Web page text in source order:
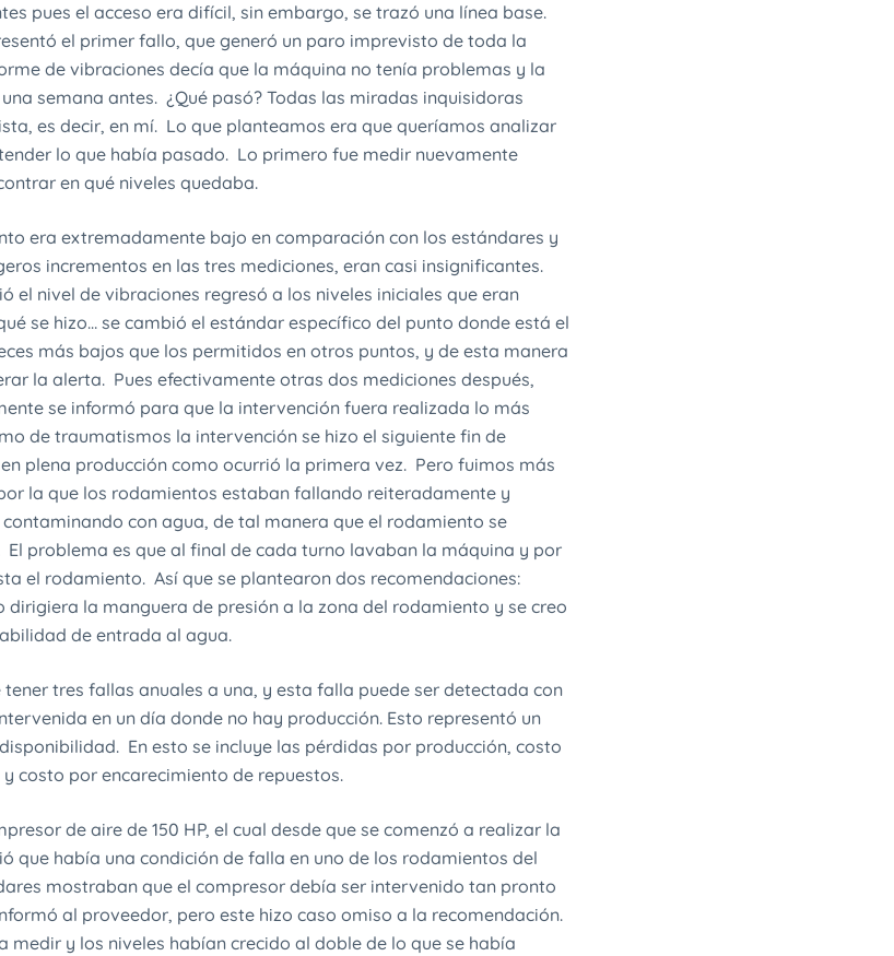
pues el acceso era difícil, sin embargo, se trazó una línea base.
el primer fallo, que generó un paro imprevisto de toda la
de vibraciones decía que la máquina no tenía problemas y la
semana antes. ¿Qué pasó? Todas las miradas inquisidoras
es decir, en mí. Lo que planteamos era que queríamos analizar
lo que había pasado. Lo primero fue medir nuevamente
en qué niveles quedaba.
era extremadamente bajo en comparación con los estándares y
incrementos en las tres mediciones, eran casi insignificantes.
el nivel de vibraciones regresó a los niveles iniciales que eran
se hizo… se cambió el estándar específico del punto donde está el
más bajos que los permitidos en otros puntos, y de esta manera
la alerta. Pues efectivamente otras dos mediciones después,
se informó para que la intervención fuera realizada lo más
de traumatismos la intervención se hizo el siguiente fin de
plena producción como ocurrió la primera vez. Pero fuimos más
la que los rodamientos estaban fallando reiteradamente y
con agua, de tal manera que el rodamiento se
problema es que al final de cada turno lavaban la máquina y por
el rodamiento. Así que se plantearon dos recomendaciones:
dirigiera la manguera de presión a la zona del rodamiento y se creo
de entrada al agua.
tres fallas anuales a una, y esta falla puede ser detectada con
en un día donde no hay producción. Esto representó un
En esto se incluye las pérdidas por producción, costo
costo por encarecimiento de repuestos.
de aire de 150 HP, el cual desde que se comenzó a realizar la
que había una condición de falla en uno de los rodamientos del
mostraban que el compresor debía ser intervenido tan pronto
al proveedor, pero este hizo caso omiso a la recomendación.
medir y los niveles habían crecido al doble de lo que se había